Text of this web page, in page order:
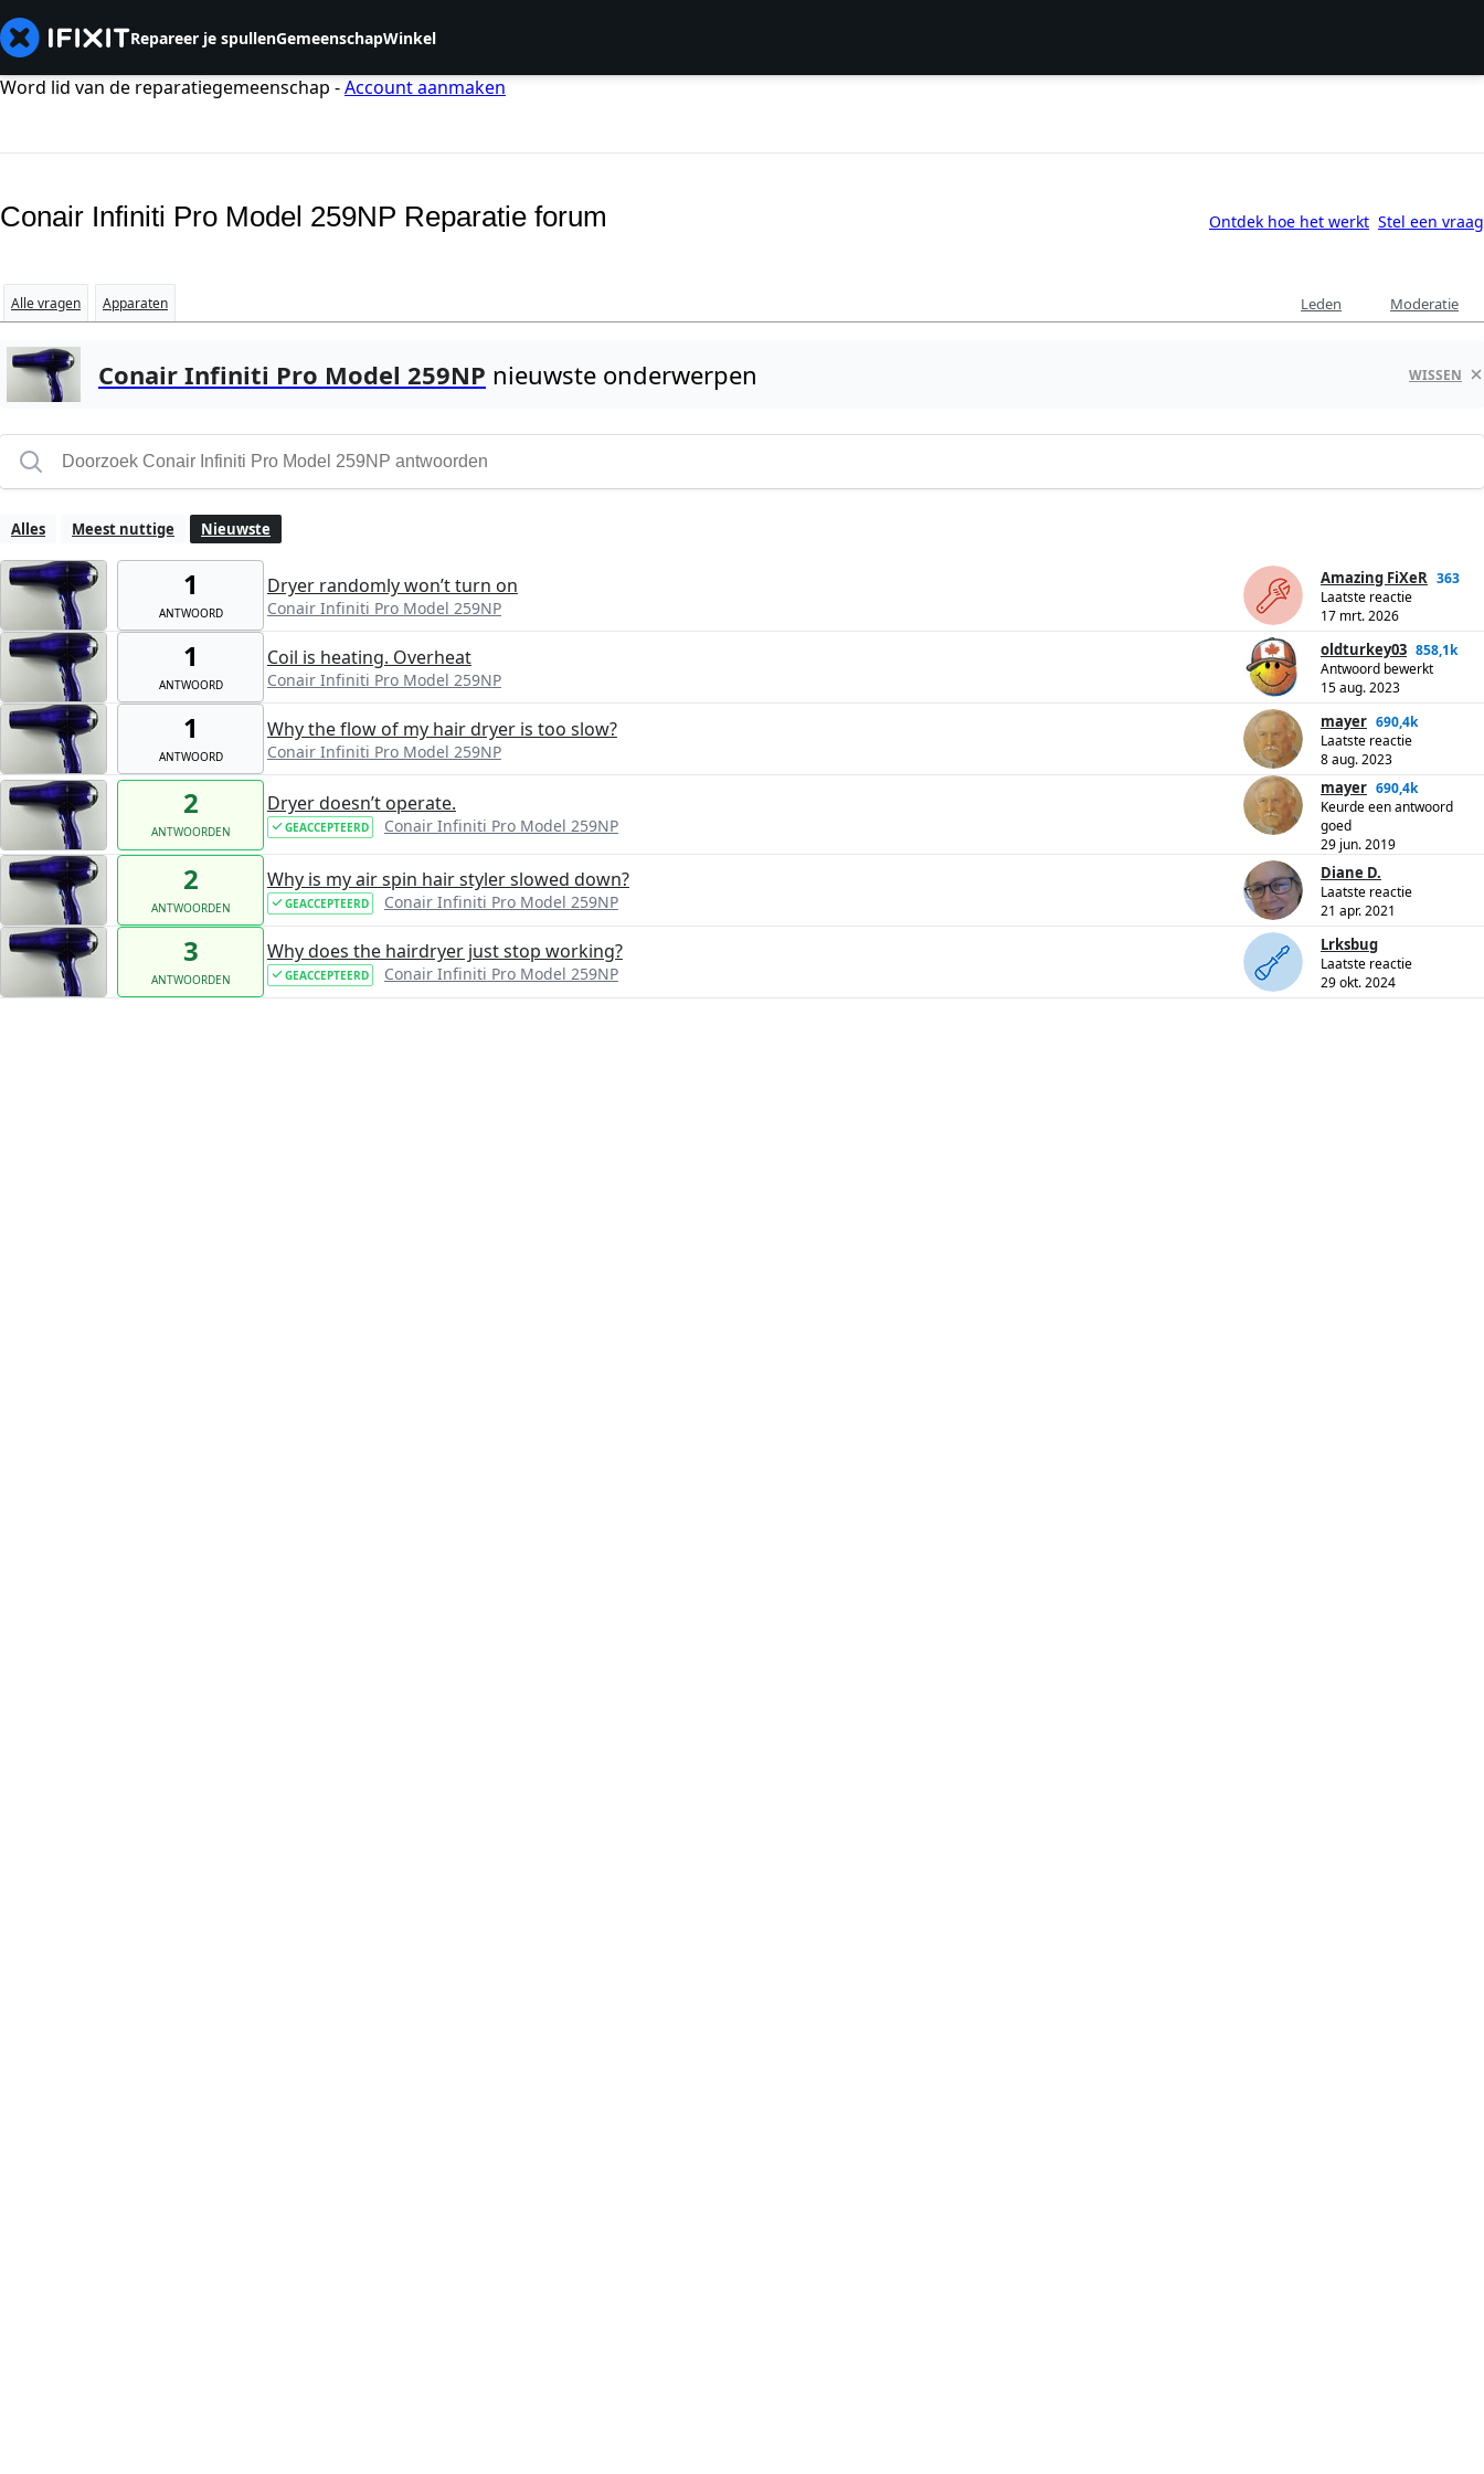
Repareer je spullenGemeenschapWinkel
Word lid van de reparatiegemeenschap -Account aanmaken
Conair Infiniti Pro Model 259NP Reparatie forum Ontdek hoe het werkt Stel een vraag
Alle vragen Apparaten Leden Moderatie
Conair Infiniti Pro Model 259NP nieuwste onderwerpen WISSEN
Alles Meest nuttige Nieuwste
1
ANTWOORD
Dryer randomly won’t turn on
Conair Infiniti Pro Model 259NP
Amazing FiXeR 363
Laatste reactie
17 mrt. 2026
1
ANTWOORD
Coil is heating. Overheat
Conair Infiniti Pro Model 259NP
oldturkey03 858,1k
Antwoord bewerkt
15 aug. 2023
1
ANTWOORD
Why the flow of my hair dryer is too slow?
Conair Infiniti Pro Model 259NP
mayer 690,4k
Laatste reactie
8 aug. 2023
2
ANTWOORDEN
Dryer doesn’t operate.
GEACCEPTEERD Conair Infiniti Pro Model 259NP
mayer 690,4k
Keurde een antwoord
goed
29 jun. 2019
2
ANTWOORDEN
Why is my air spin hair styler slowed down?
GEACCEPTEERD Conair Infiniti Pro Model 259NP
Diane D.
Laatste reactie
21 apr. 2021
3
ANTWOORDEN
Why does the hairdryer just stop working?
GEACCEPTEERD Conair Infiniti Pro Model 259NP
Lrksbug
Laatste reactie
29 okt. 2024